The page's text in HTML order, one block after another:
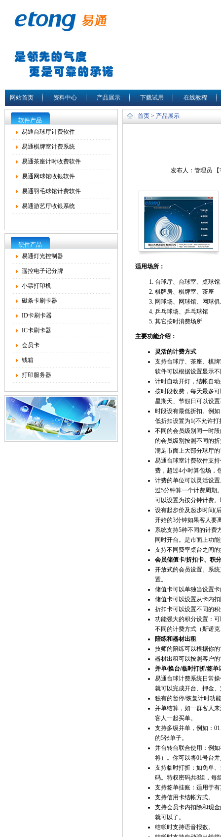
网站首页 资料中心 产品展示 下载试用 在线教程
软件产品
易通台球厅计费软件
易通棋牌室计费系统
易通茶座计时收费软件
易通网球馆收银软件
易通羽毛球馆计费软件
易通游艺厅收银系统
硬件产品
易通灯光控制器
遥控电子记分牌
小票打印机
磁条卡刷卡器
ID卡刷卡器
IC卡刷卡器
会员卡
钱箱
打印服务器
首页 > 产品展示
发布人：管理员
适用场所：
台球厅、台球室、桌球
棋牌房、棋牌室、茶座
网球场、网球馆、网球
乒乓球场、乒乓球馆
其它按时消费场所
主要功能介绍：
灵活的计费方式
支持台球厅、茶座、棋
软件可以根据设置显示
计时自动开灯，结帐自
按时段收费，每天最多
星期天、节假日可以设
时段设有最低折扣。例
低折扣设置为1(不允许打
不同的会员级别同一时
的会员级别按照不同的
满足市面上大部分球厅
易通台球室计费软件支
费，超过4小时算包场，
计费的单位可以灵活设
过5分钟算一个计费周期
可以设置为按分钟计费
设有起步价及起步时间(
开始的3分钟如果客人要
系统支持5种不同的计费
同时开台。是市面上功
支持不同费率桌台之间
会员储值卡/折扣卡、积分
开放式的会员设置。系
置。
储值卡可以单独当设置
储值卡可以设置从卡内
折扣卡可以设置不同的
功能强大的积分设置：
不同的计费方式（斯诺
陪练和器材出租
技师的陪练可以根据你
器材出租可以按照客户
并单/换台/临时打折/签单
易通台球计费系统日常
就可以完成开台、押金
独有的暂停/恢复计时功
并单结算，如一群客人
客人一起买单。
支持多级并单，例如：
的5张单子。
并台转台联合使用：例
将）。你可以将01号台
支持临时打折：如免单
码。特权密码共8组，每
支持签单挂账：适用于
支持信用卡结帐方式。
支持会员卡内扣除和现
就可以了。
结帐时支持语音报数。